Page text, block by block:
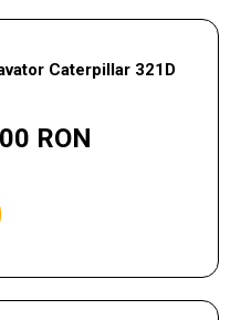
Caterpillar 321D
RON